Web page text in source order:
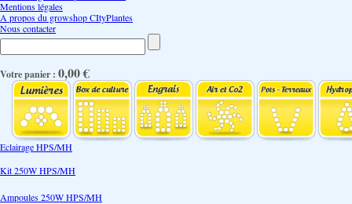
Mentions légales
A propos du growshop CItyPlantes
Nous contacter
Votre panier : 0,00 €
Eclairage HPS/MH
Kit 250W HPS/MH
Ampoules 250W HPS/MH